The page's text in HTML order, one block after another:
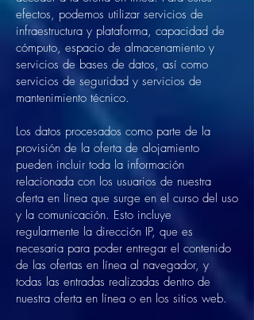
efectos, podemos utilizar servicios de
infraestructura y plataforma, capacidad de
cómputo, espacio de almacenamiento y
servicios de bases de datos, así como
servicios de seguridad y servicios de
mantenimiento técnico.
Los datos procesados como parte de la
provisión de la oferta de alojamiento
pueden incluir toda la información
relacionada con los usuarios de nuestra
oferta en línea que surge en el curso del uso
y la comunicación. Esto incluye
regularmente la dirección IP, que es
necesaria para poder entregar el contenido
de las ofertas en línea al navegador, y
todas las entradas realizadas dentro de
nuestra oferta en línea o en los sitios web.